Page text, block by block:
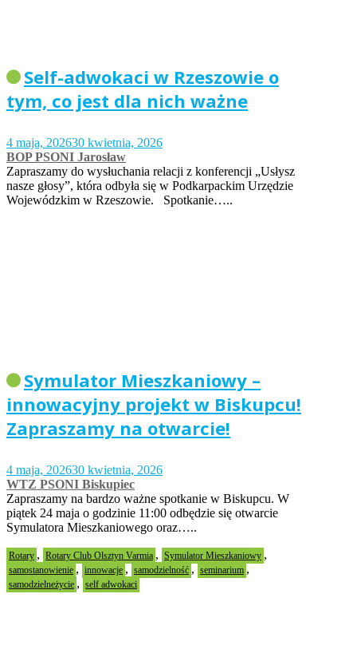
Self-adwokaci w Rzeszowie o
tym, co jest dla nich ważne
4 maja, 202630 kwietnia, 2026
BOP PSONI Jarosław
Zapraszamy do wysłuchania relacji z konferencji „Usłysz
nasze głosy”, która odbyła się w Podkarpackim Urzędzie
Wojewódzkim w Rzeszowie. Spotkanie…..
Symulator Mieszkaniowy –
innowacyjny projekt w Biskupcu!
Zapraszamy na otwarcie!
4 maja, 202630 kwietnia, 2026
WTZ PSONI Biskupiec
Zapraszamy na bardzo ważne spotkanie w Biskupcu. W
piątek 24 maja o godzinie 11:00 odbędzie się otwarcie
Symulatora Mieszkaniowego oraz…..
Rotary , Rotary Club Olsztyn Varmia , Symulator Mieszkaniowy ,
samostanowienie , innowacje , samodzielność , seminarium ,
samodzielneżycie , self adwokaci